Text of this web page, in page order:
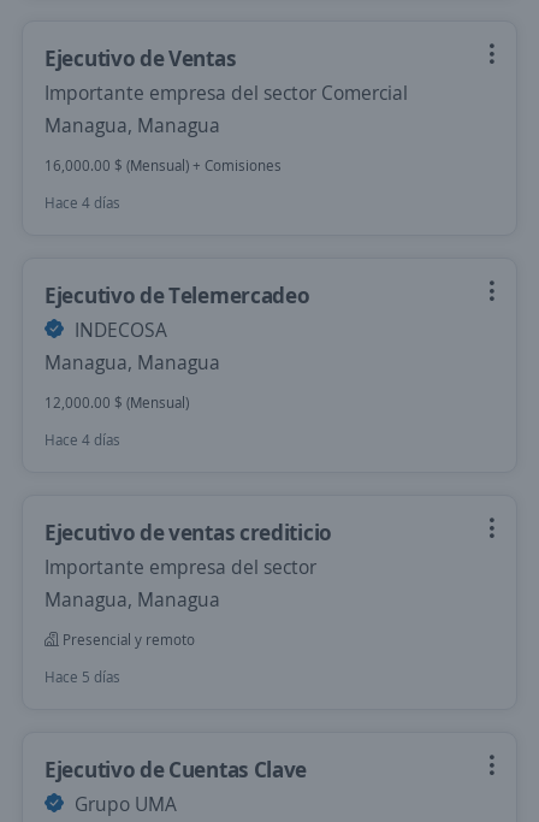
Ejecutivo de Ventas
Importante empresa del sector Comercial
Managua, Managua
16,000.00 $ (Mensual) + Comisiones
Hace 4 días
Ejecutivo de Telemercadeo
INDECOSA
Managua, Managua
12,000.00 $ (Mensual)
Hace 4 días
Ejecutivo de ventas crediticio
Importante empresa del sector
Managua, Managua
Presencial y remoto
Hace 5 días
Ejecutivo de Cuentas Clave
Grupo UMA